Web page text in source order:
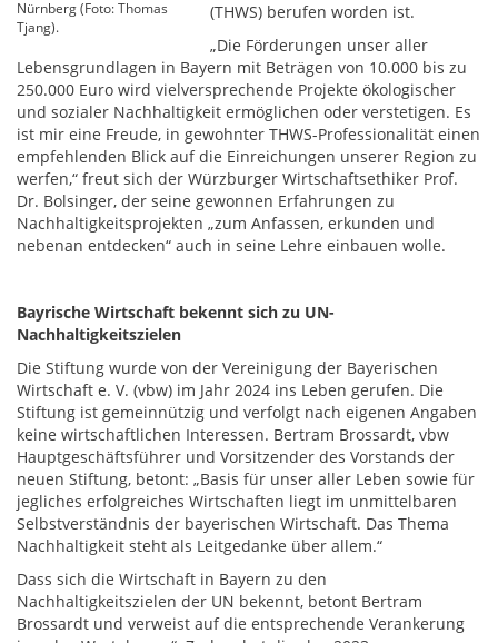
Nürnberg (Foto: Thomas
Tjang).
(THWS) berufen worden ist.
„Die Förderungen unser aller
Lebensgrundlagen in Bayern mit Beträgen von 10.000 bis zu
250.000 Euro wird vielversprechende Projekte ökologischer
und sozialer Nachhaltigkeit ermöglichen oder verstetigen. Es
ist mir eine Freude, in gewohnter THWS-Professionalität einen
empfehlenden Blick auf die Einreichungen unserer Region zu
werfen,“ freut sich der Würzburger Wirtschaftsethiker Prof.
Dr. Bolsinger, der seine gewonnen Erfahrungen zu
Nachhaltigkeitsprojekten „zum Anfassen, erkunden und
nebenan entdecken“ auch in seine Lehre einbauen wolle.
Bayrische Wirtschaft bekennt sich zu UN-
Nachhaltigkeitszielen
Die Stiftung wurde von der Vereinigung der Bayerischen
Wirtschaft e. V. (vbw) im Jahr 2024 ins Leben gerufen. Die
Stiftung ist gemeinnützig und verfolgt nach eigenen Angaben
keine wirtschaftlichen Interessen. Bertram Brossardt, vbw
Hauptgeschäftsführer und Vorsitzender des Vorstands der
neuen Stiftung, betont: „Basis für unser aller Leben sowie für
jegliches erfolgreiches Wirtschaften liegt im unmittelbaren
Selbstverständnis der bayerischen Wirtschaft. Das Thema
Nachhaltigkeit steht als Leitgedanke über allem.“
Dass sich die Wirtschaft in Bayern zu den
Nachhaltigkeitszielen der UN bekennt, betont Bertram
Brossardt und verweist auf die entsprechende Verankerung